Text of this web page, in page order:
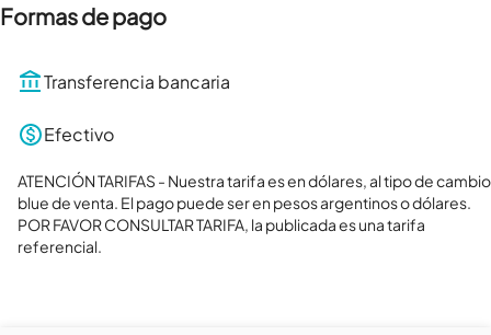
Formas de pago
Transferencia bancaria
Efectivo
ATENCIÓN TARIFAS - Nuestra tarifa es en dólares, al tipo de cambio
blue de venta. El pago puede ser en pesos argentinos o dólares.
POR FAVOR CONSULTAR TARIFA, la publicada es una tarifa
referencial.